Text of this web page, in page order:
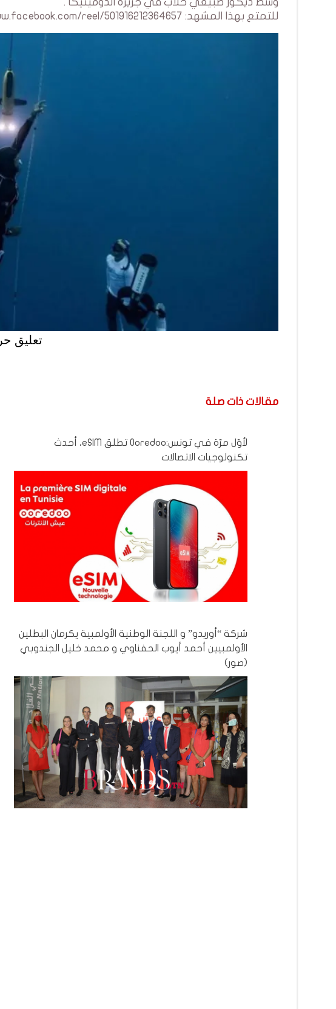
للتمتع بهذا المشهد: https://www.facebook.com/reel/501916212364657
تعليق حر
مقالات ذات صلة
لأوّل مرّة في تونس:Ooredoo تطلق eSIM، أحدث
تكنولوجيات الاتصالات
شركة “أوريدو” و اللجنة الوطنية الأولمبية يكرمان البطلين
الأولمبيين أحمد أيوب الحفناوي و محمد خليل الجندوبي
(صور)